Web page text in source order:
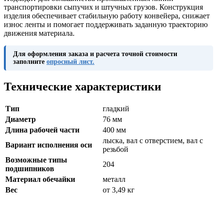
транспортировки сыпучих и штучных грузов. Конструкция
изделия обеспечивает стабильную работу конвейера, снижает
износ ленты и помогает поддерживать заданную траекторию
движения материала.
Для оформления заказа и расчета точной стоимости
заполните опросный лист.
Технические характеристики
Тип
гладкий
Диаметр
76 мм
Длина рабочей части
400 мм
Вариант исполнения оси
лыска, вал с отверстием, вал с
резьбой
Возможные типы
подшипников
204
Материал обечайки
металл
Вес
от 3,49 кг